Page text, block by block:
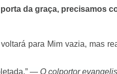
da graça, precisamos
para Mim vazia, mas
— O colportor